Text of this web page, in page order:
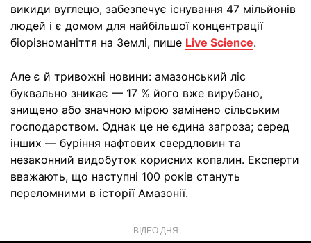
викиди вуглецю, забезпечує існування 47 мільйонів
людей і є домом для найбільшої концентрації
біорізноманіття на Землі, пише Live Science.
Але є й тривожні новини: амазонський ліс
буквально зникає — 17 % його вже вирубано,
знищено або значною мірою замінено сільським
господарством. Однак це не єдина загроза; серед
інших — буріння нафтових свердловин та
незаконний видобуток корисних копалин. Експерти
вважають, що наступні 100 років стануть
переломними в історії Амазонії.
ВІДЕО ДНЯ